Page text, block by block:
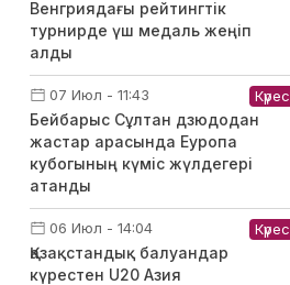
Венгриядағы рейтингтік
турнирде үш медаль жеңіп
алды
07 Июл - 11:43 Күрес
Бейбарыс Сұлтан дзюдодан
жастар арасында Еуропа
кубогының күміс жүлдегері
атанды
06 Июл - 14:04 Күрес
Қазақстандық балуандар
күрестен U20 Азия